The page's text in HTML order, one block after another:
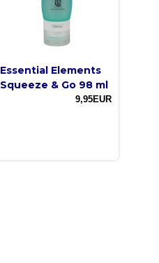
Essential Elements
Squeeze & Go 98 ml
9,95EUR